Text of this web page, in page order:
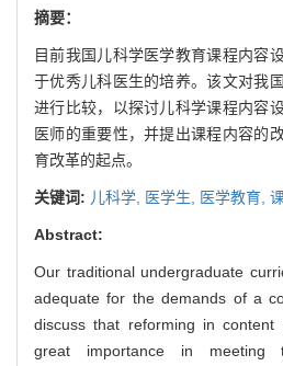
摘要：
目前我国儿科学医学教育课程内容
于优秀儿科医生的培养。该文对我
进行比较，以探讨儿科学课程内容
医师的重要性，并提出课程内容的
育改革的起点。
关键词: 儿科学, 医学生, 医学教育,
Abstract:
Our traditional undergraduate
adequate for the demands of a
discuss that reforming in
great importance in